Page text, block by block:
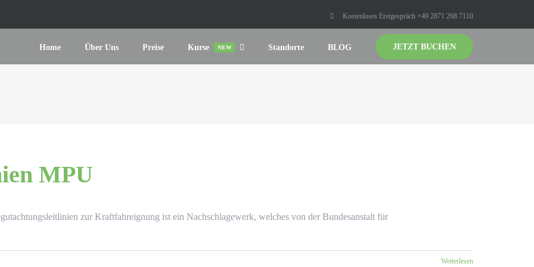
Kostenloses Erstgespräch +49 2871 268 7110
Home Über Uns Preise Kurse NEW Standorte BLOG JETZT BUCHEN
MPU
zur Kraftfahreignung ist ein Nachschlagewerk, welches von der Bundesanstalt für
Weiterlesen